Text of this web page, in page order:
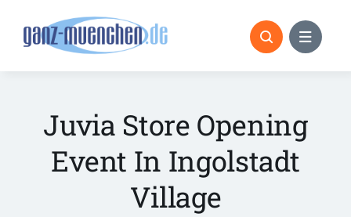
Juvia Store Opening
Event In Ingolstadt
Village